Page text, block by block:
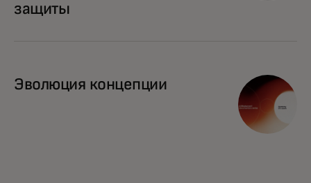
защиты
Эволюция концепции